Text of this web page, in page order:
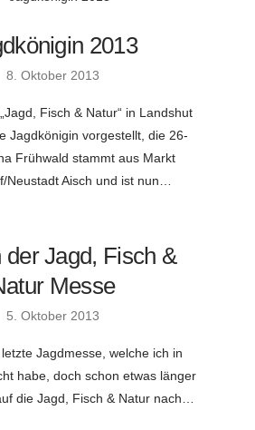
2013
8. Oktober 2013
Fisch & Natur“ in Landshut
Jagdkönigin vorgestellt, die 26-
Frühwald stammt aus Markt
Neustadt Aisch und ist nun…
der Jagd, Fisch &
Messe
5. Oktober 2013
Jagdmesse, welche ich in
habe, doch schon etwas länger
die Jagd, Fisch & Natur nach…